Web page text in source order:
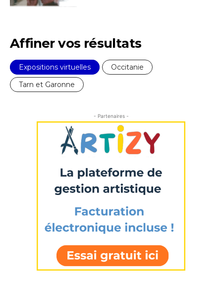
Adresse email*
Nom
Statut / Organisation
J'accepte lestermes et conditions
* Champ obligatoire
Statut / Organisation
J'accepte lestermes et conditions
Affiner vos résultats
Expositions virtuelles
Occitanie
Tarn et Garonne
- Partenaires -